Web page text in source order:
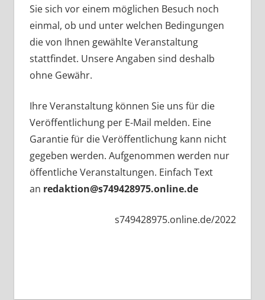
Sie sich vor einem möglichen Besuch noch
einmal, ob und unter welchen Bedingungen
die von Ihnen gewählte Veranstaltung
stattfindet. Unsere Angaben sind deshalb
ohne Gewähr.
Ihre Veranstaltung können Sie uns für die
Veröffentlichung per E-Mail melden. Eine
Garantie für die Veröffentlichung kann nicht
gegeben werden. Aufgenommen werden nur
öffentliche Veranstaltungen. Einfach Text
an redaktion@s749428975.online.de
s749428975.online.de/2022